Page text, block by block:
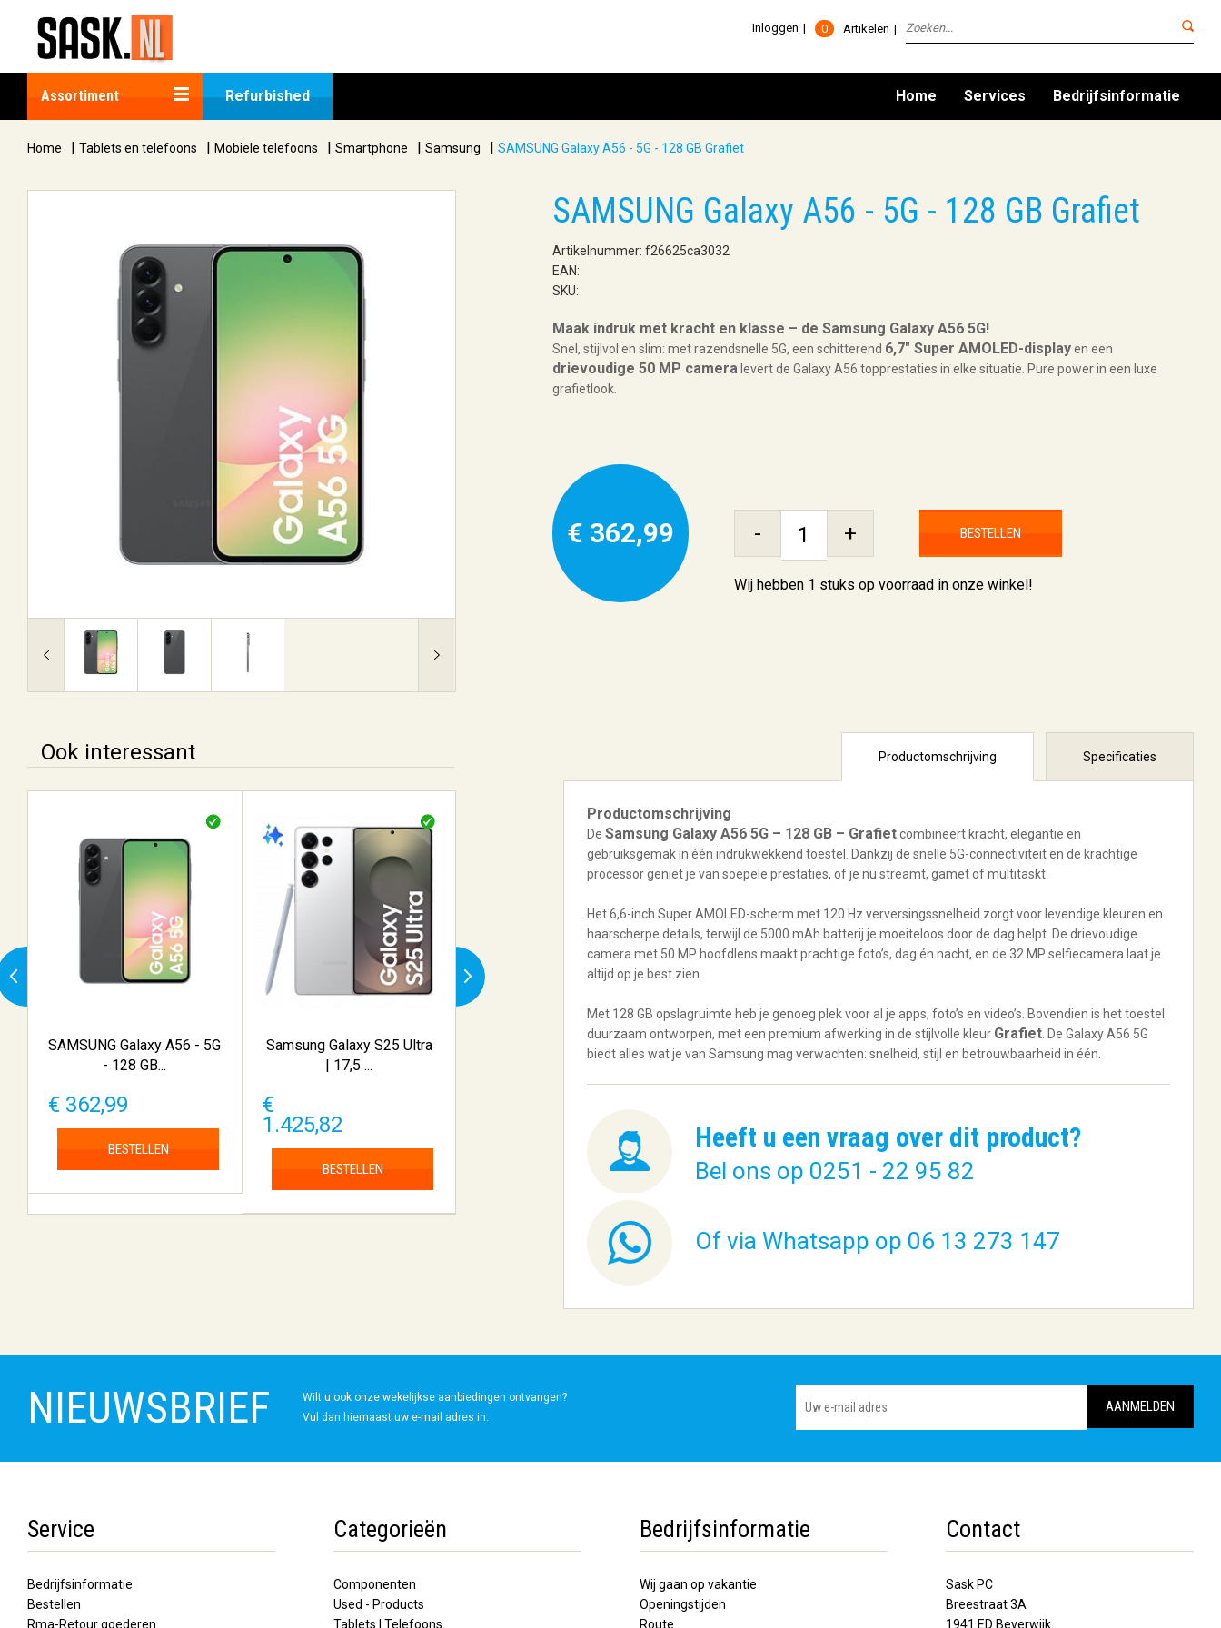
0 Artikelen
Inloggen
Assortiment Refurbished Home Services Bedrijfsinformatie
Home | Tablets en telefoons | Mobiele telefoons | Smartphone | Samsung | SAMSUNG Galaxy A56 - 5G - 128 GB Grafiet
SAMSUNG Galaxy A56 - 5G - 128 GB Grafiet
Artikelnummer: f26625ca3032
EAN:
SKU:
Maak indruk met kracht en klasse – de Samsung Galaxy A56 5G!
Snel, stijlvol en slim: met razendsnelle 5G, een schitterend 6,7″ Super AMOLED-displayen een
drievoudige 50 MP camera levert de Galaxy A56 topprestaties in elke situatie. Pure power in een luxe
grafietlook.
€ 362,99 - + BESTELLEN
Wij hebben 1 stuks op voorraad in onze winkel!
Ook interessant
SAMSUNG Galaxy A56 - 5G
- 128 GB...
€ 362,99
BESTELLEN
Samsung Galaxy S25 Ultra
| 17,5 ...
€
1.425,82
BESTELLEN
Samsung Galaxy S25 | 15.8
SAMSUNG Galaxy A16 4G
(LTE) - 12...
BESTELLEN
Samsung Galaxy S25 Ultra
1.346,60
BESTELLEN
Productomschrijving Specificaties
Productomschrijving
De Samsung Galaxy A56 5G – 128 GB – Grafietcombineert kracht, elegantie en
gebruiksgemak in één indrukwekkend toestel. Dankzij de snelle 5G-connectiviteit en de krachtige
processor geniet je van soepele prestaties, of je nu streamt, gamet of multitaskt.
Het 6,6-inch Super AMOLED-scherm met 120 Hz verversingssnelheid zorgt voor levendige kleuren en
haarscherpe details, terwijl de 5000 mAh batterij je moeiteloos door de dag helpt. De drievoudige
camera met 50 MP hoofdlens maakt prachtige foto’s, dag én nacht, en de 32 MP selfiecamera laat je
altijd op je best zien.
Met 128 GB opslagruimte heb je genoeg plek voor al je apps, foto’s en video’s. Bovendien is het toestel
duurzaam ontworpen, met een premium afwerking in de stijlvolle kleur Grafiet . De Galaxy A56 5G
biedt alles wat je van Samsung mag verwachten: snelheid, stijl en betrouwbaarheid in één.
Heeft u een vraag over dit product?
Bel ons op 0251 - 22 95 82
Of via Whatsapp op 06 13 273 147
NIEUWSBRIEF
Wilt u ook onze wekelijkse aanbiedingen ontvangen?
Vul dan hiernaast uw e-mail adres in.
Service
Bedrijfsinformatie
Bestellen
Rma-Retour goederen
Categorieën
Componenten
Used - Products
Tablets | Telefoons
Bedrijfsinformatie
Wij gaan op vakantie
Openingstijden
Route
Contact
Sask PC
Breestraat 3A
1941 ED Beverwijk